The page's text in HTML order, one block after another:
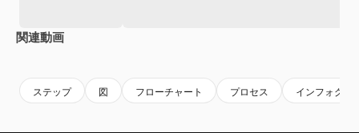
関連動画
ステップ 図 フローチャート プロセス インフォグラ